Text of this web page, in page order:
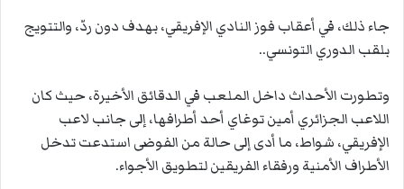
جاء ذلك، في أعقاب فوز النادي الإفريقي، بهدف دون ردّ، والتتويج
بلقب الدوري التونسي..
وتطورت الأحداث داخل الملعب في الدقائق الأخيرة، حيث كان
اللاعب الجزائري أمين توغاي أحد أطرافها، إلى جانب لاعب
الإفريقي، شواط، ما أدى إلى حالة من الفوضى استدعت تدخل
الأطراف الأمنية ورفقاء الفريقين لتطويق الأجواء.